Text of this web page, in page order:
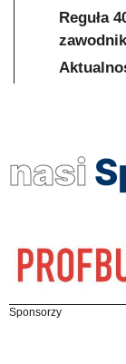
Reguła
nasi
Sponsorzy